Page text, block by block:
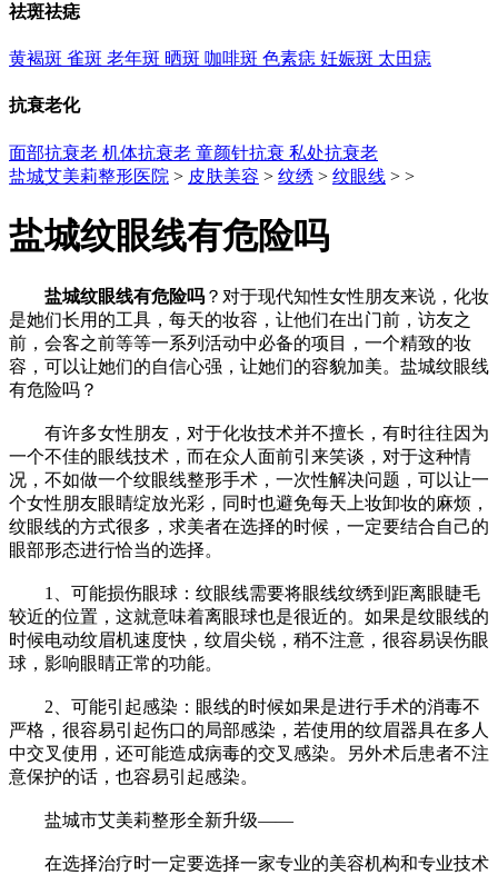
祛斑祛痣
黄褐斑 雀斑 老年斑 晒斑 咖啡斑 色素痣 妊娠斑 太田痣
抗衰老化
面部抗衰老 机体抗衰老 童颜针抗衰 私处抗衰老
盐城艾美莉整形医院 > 皮肤美容 > 纹绣 > 纹眼线 > >
盐城纹眼线有危险吗
盐城纹眼线有危险吗 ？对于现代知性女性朋友来说，化妆
是她们长用的工具，每天的妆容，让他们在出门前，访友之
前，会客之前等等一系列活动中必备的项目，一个精致的妆
容，可以让她们的自信心强，让她们的容貌加美。盐城纹眼线
有危险吗？
有许多女性朋友，对于化妆技术并不擅长，有时往往因为
一个不佳的眼线技术，而在众人面前引来笑谈，对于这种情
况，不如做一个纹眼线整形手术，一次性解决问题，可以让一
个女性朋友眼睛绽放光彩，同时也避免每天上妆卸妆的麻烦，
纹眼线的方式很多，求美者在选择的时候，一定要结合自己的
眼部形态进行恰当的选择。
1、可能损伤眼球：纹眼线需要将眼线纹绣到距离眼睫毛
较近的位置，这就意味着离眼球也是很近的。如果是纹眼线的
时候电动纹眉机速度快，纹眉尖锐，稍不注意，很容易误伤眼
球，影响眼睛正常的功能。
2、可能引起感染：眼线的时候如果是进行手术的消毒不
严格，很容易引起伤口的局部感染，若使用的纹眉器具在多人
中交叉使用，还可能造成病毒的交叉感染。另外术后患者不注
意保护的话，也容易引起感染。
盐城市艾美莉整形全新升级——
在选择治疗时一定要选择一家专业的美容机构和专业技术